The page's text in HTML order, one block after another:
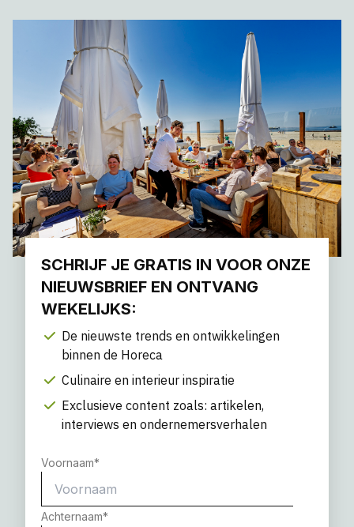
SCHRIJF JE GRATIS IN VOOR ONZE
NIEUWSBRIEF EN ONTVANG
WEKELIJKS:
De nieuwste trends en ontwikkelingen
binnen de Horeca
Culinaire en interieur inspiratie
Exclusieve content zoals: artikelen,
interviews en ondernemersverhalen
Voornaam*
Achternaam*